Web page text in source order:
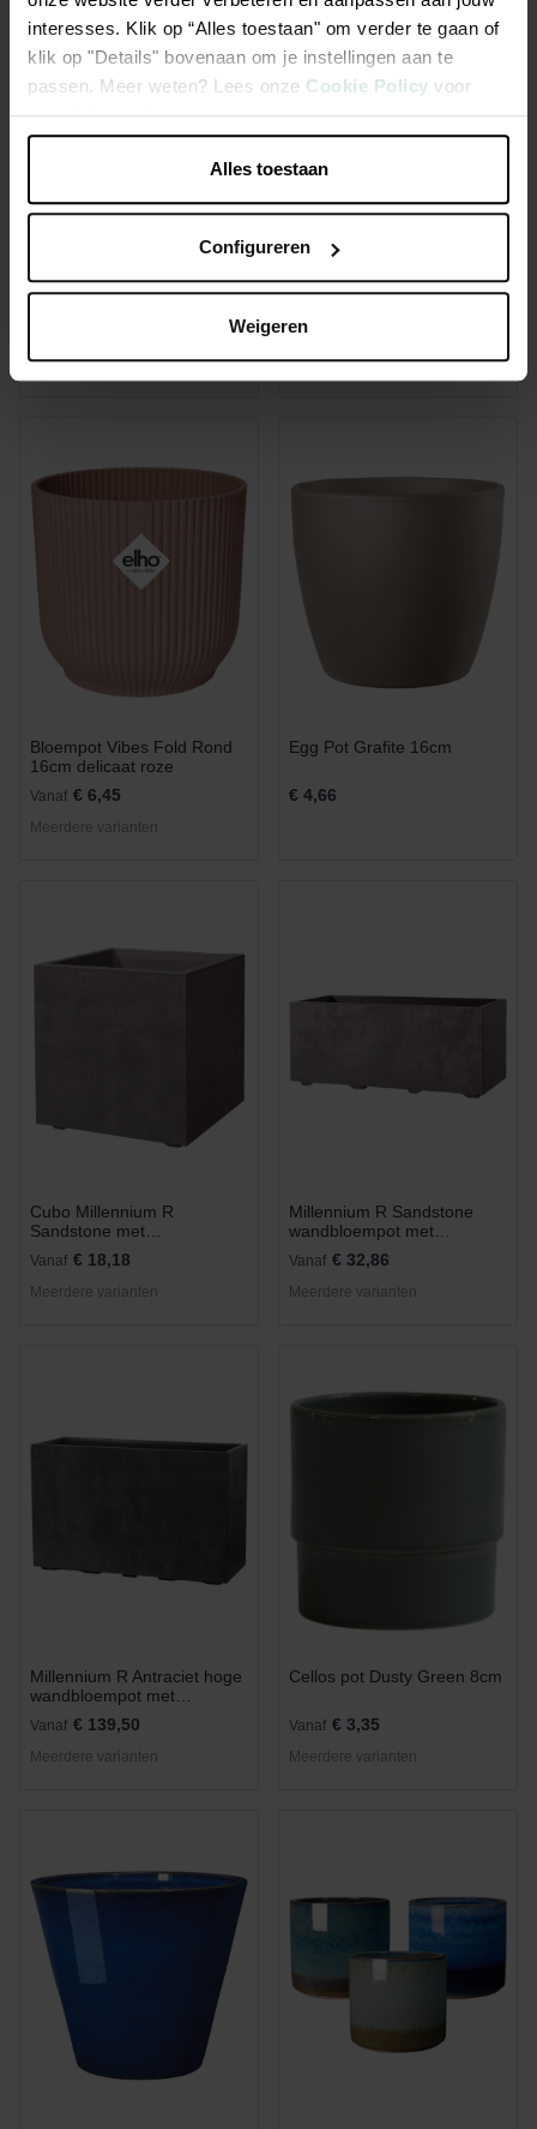
interesses. Klik op “Alles toestaan" om verder te gaan of
klik op "Details" bovenaan om je instellingen aan te
passen. Meer weten? Lees onze Cookie Policy voor
meer informatie.
Alles toestaan
Configureren
Weigeren
Vibia Campana Flower
Bridge 40cm antraciet
Meerdere varianten
Vibia Campana easy hanger
M anthraciet
Vanaf
Meerdere varianten
Bloempot Vibes Fold Rond
16cm delicaat roze
Vanaf € 6,45
Meerdere varianten
Egg Pot Grafite 16cm
€ 4,66
Cubo Millennium R
Sandstone met
waterreservoir 25x25cm
Vanaf € 18,18
Meerdere varianten
Millennium R Sandstone
wandbloempot met
waterreservoir 59x25cm
Vanaf € 32,86
Meerdere varianten
Millennium R Antraciet hoge
wandbloempot met
waterreservoir en wielen
98x37cm
Vanaf € 139,50
Meerdere varianten
Cellos pot Dusty Green 8cm
Vanaf € 3,35
Meerdere varianten